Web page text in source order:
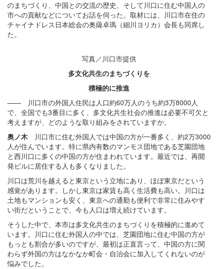
のまちづくり、中国との交流の歴史、そして川口に住む中国人の
市への貢献などについてお話を伺った。取材には、川口市在住の
チャイナドレス日本総会の奥薩卓瑪（細川ヨリカ）会長も同席し
た。
写真／川口市提供
多文化共生のまちづくりを
積極的に推進
—— 川口市の外国人住民は人口約60万人のうち約3万8000人
で、全国でも3番目に多く、多文化共生社会の推進は必要不可欠と
考えますが、どのような取り組みをされていますか。
奥ノ木 川口市に住む外国人では中国の方が一番多く、約2万3000
人が住んでいます。特に県内有数のマンモス団地である芝園団地
と西川口に多くの中国の方が住まわれています。最近では、再開
発ビルに居住する人も多くなりました。
川口は荒川を越えると東京という立地にあり、ほぼ東京だという
感覚があります。しかし東京は家賃も高く生活費も高い。川口は
土地もマンションも安く、東京への通勤も便利で非常に住みやす
い街だということで、今も人口は増え続けています。
そうした中で、本市は多文化共生のまちづくりを積極的に進めて
います。川口に住む外国人の中では、芝園団地に住む中国の方が
もっとも割合が多いのですが、最初は正直言って、中国の方に関
わらず外国の方はなかなか町会 ・ 自治会に加入してくれないのが
悩みでした。